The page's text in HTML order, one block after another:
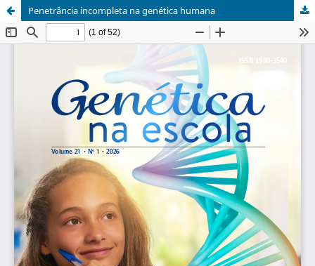
Penetrância incompleta na genética humana